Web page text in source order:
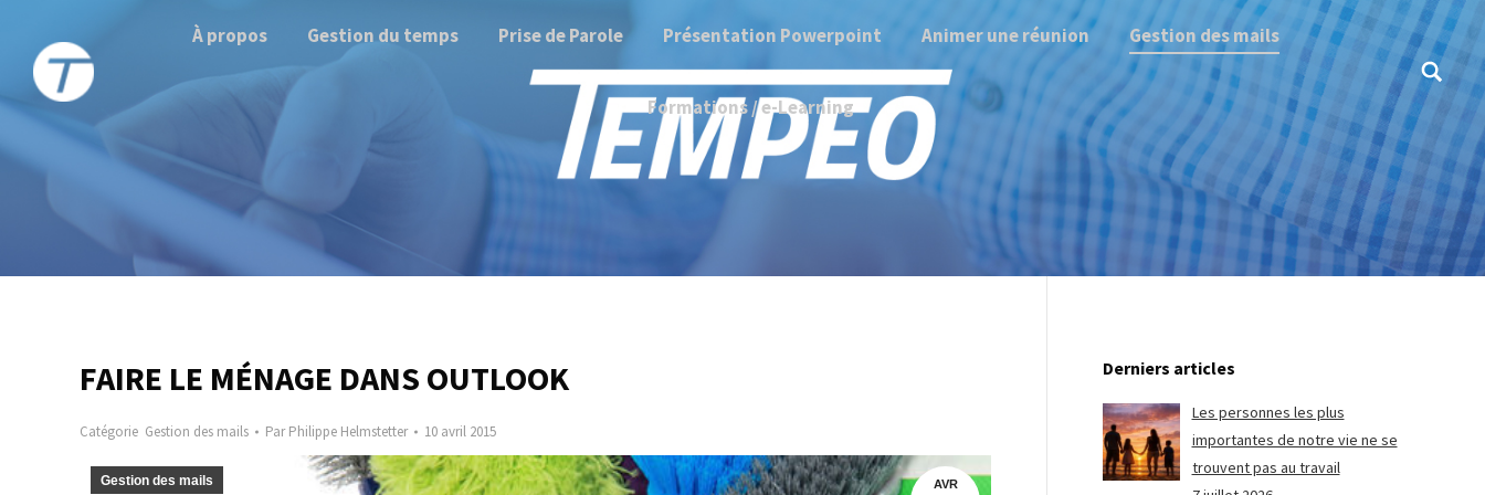
À propos Gestion du temps Prise de Parole Présentation Powerpoint Animer une réunion Gestion des mails
Formations / e-Learning
Search:
FAIRE LE MÉNAGE DANS OUTLOOK
Catégorie Gestion des mails ParPhilippe Helmstetter 10 avril 2015
AVR
Gestion des mails
Derniers articles
Les personnes les plus
importantes de notre vie ne se
trouvent pas au travail